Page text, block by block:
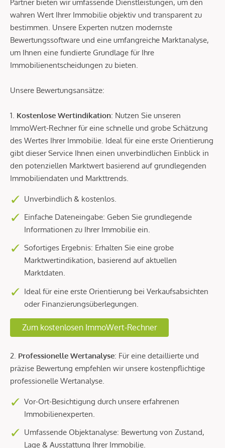
Partner bieten wir umfassende Dienstleistungen, um den
wahren Wert Ihrer Immobilie objektiv und transparent zu
bestimmen. Unsere Experten nutzen modernste
Bewertungssoftware und eine umfangreiche Marktanalyse,
um Ihnen eine fundierte Grundlage für Ihre
Immobilienentscheidungen zu bieten.
Unsere Bewertungsansätze:
1. Kostenlose Wertindikation: Nutzen Sie unseren
ImmoWert-Rechner für eine schnelle und grobe Schätzung
des Wertes Ihrer Immobilie. Ideal für eine erste Orientierung
gibt dieser Service Ihnen einen unverbindlichen Einblick in
den potenziellen Marktwert basierend auf grundlegenden
Immobiliendaten und Markttrends.
Unverbindlich & kostenlos.
Einfache Dateneingabe: Geben Sie grundlegende
Informationen zu Ihrer Immobilie ein.
Sofortiges Ergebnis: Erhalten Sie eine grobe
Marktwertindikation, basierend auf aktuellen
Marktdaten.
Ideal für eine erste Orientierung bei Verkaufsabsichten
oder Finanzierungsüberlegungen.
Zum kostenlosen ImmoWert-Rechner
2. Professionelle Wertanalyse: Für eine detaillierte und
präzise Bewertung empfehlen wir unsere kostenpflichtige
professionelle Wertanalyse.
Vor-Ort-Besichtigung durch unsere erfahrenen
Immobilienexperten.
Umfassende Objektanalyse: Bewertung von Zustand,
Lage & Ausstattung Ihrer Immobilie.